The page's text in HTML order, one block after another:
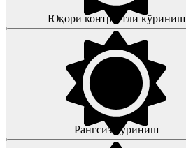
Юқори контрастли кўриниш
Рангсиз кўриниш